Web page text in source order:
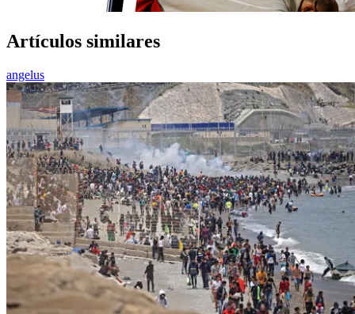
Artículos similares
angelus